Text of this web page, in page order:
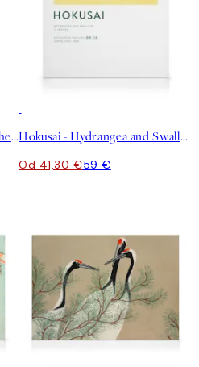
Ohara Koson - Blossoming Cherry on a Moonlit Night Obraz na plátne Hokusai - Hydrangea and Swallow Obraz na plátne
Od 41,30 €59 €